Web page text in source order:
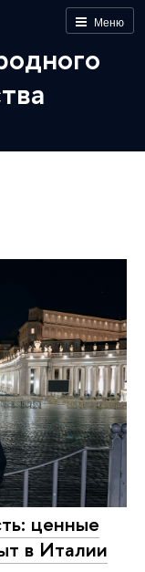
Меню
ценные
в Италии